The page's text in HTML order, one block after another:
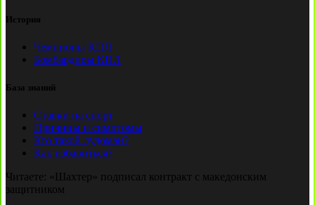
История
Чемпионы КПЛ
Бомбардиры КПЛ
База знаний
Ставки на спорт
Причины и симптомы
Кто такой лудоман?
Как избавиться?
Читаете: «Шахтер» подписал контракт с македонским
защитником